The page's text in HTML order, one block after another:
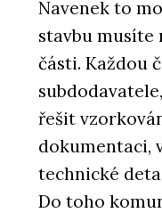
ČLÁNKY
Nový
U
centra
Navenek to
stavbu
části. Každou
řešit
dokumentaci,
technické
Do toho